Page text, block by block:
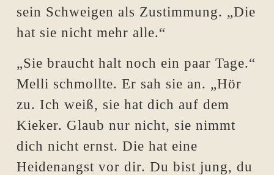
sein Schweigen als Zustimmung. „Die
hat sie nicht mehr alle.“
„Sie braucht halt noch ein paar Tage.“
Melli schmollte. Er sah sie an. „Hör
zu. Ich weiß, sie hat dich auf dem
Kieker. Glaub nur nicht, sie nimmt
dich nicht ernst. Die hat eine
Heidenangst vor dir. Du bist jung, du